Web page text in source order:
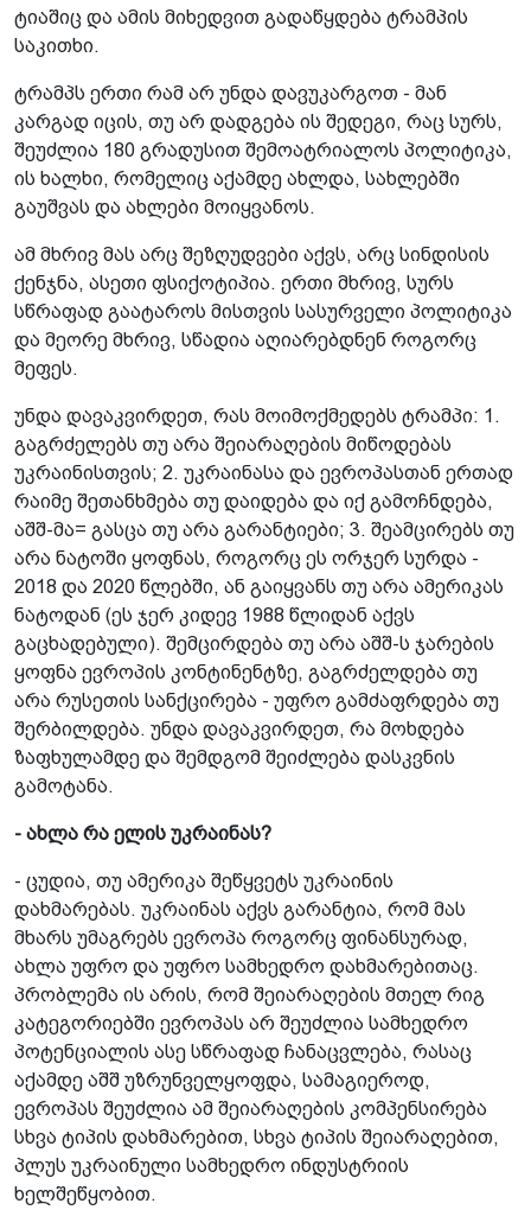
ტიაშიც და ამის მიხედვით გადაწყდება ტრამპის
საკითხი.
ტრამპს ერთი რამ არ უნდა დავუკარგოთ - მან
კარგად იცის, თუ არ დადგება ის შედეგი, რაც სურს,
შეუძლია 180 გრადუსით შემოატრიალოს პოლიტიკა,
ის ხალხი, რომელიც აქამდე ახლდა, სახლებში
გაუშვას და ახლები მოიყვანოს.
ამ მხრივ მას არც შეზღუდვები აქვს, არც სინდისის
ქენჯნა, ასეთი ფსიქოტიპია. ერთი მხრივ, სურს
სწრაფად გაატაროს მისთვის სასურველი პოლიტიკა
და მეორე მხრივ, სწადია აღიარებდნენ როგორც
მეფეს.
უნდა დავაკვირდეთ, რას მოიმოქმედებს­ ტრამპი: 1.
გაგრძელებს თუ არა შეიარაღების მიწოდებას
უკრაინისთვის; 2. უკრაინასა­ და ევროპასთან ერთად
რაიმე შეთანხმება თუ დაიდება და იქ გამოჩნდება,
აშშ-მა= გასცა თუ არა გარანტიები; 3. შეამცირებს­ თუ
არა ნატოში ყოფნას, როგორც ეს ორჯერ სურდა -
2018 და 2020 წლებში, ან გაიყვანს­ თუ არა ამერიკას
ნატოდან (ეს ჯერ კიდევ 1988 წლიდან აქვს
გაცხადებული). შემცირდება თუ არა აშშ-ს ჯარების
ყოფნა ევროპის კონტინენტზე, გაგრძელდება თუ
არა რუსეთის სანქცირება - უფრო გამძაფრდება თუ
შერბილდება. უნდა დავაკვირდეთ, რა მოხდება
ზაფხულამდე და შემდგომ შეიძლება დასკვნის
გამოტანა.
- ახლა რა ელის უკრაინას?
- ცუდია, თუ ამერიკა შეწყვეტს უკრაინის
დახმარებას. უკრაინას აქვს გარანტია, რომ მას
მხარს უმაგრებს ევროპა­ როგორც ფინანსურად,
ახლა უფრო და უფრო სამხედრო დახმარებითაც.
პრობლემა ის არის, რომ შეიარაღების მთელ რიგ
კატეგორიებში ევროპას არ შეუძლია სამხედრო
პოტენციალის ასე სწრაფად ჩანაცვლება, რასაც
აქამდე აშშ უზრუნველყოფდა, სამაგიეროდ,
ევროპას შეუძლია ამ შეიარაღების კომპენსირება
სხვა ტიპის დახმარებით, სხვა ტიპის შეიარაღებით,
პლუს უკრაინული სამხედრო ინდუსტრიის
ხელშეწყობით.